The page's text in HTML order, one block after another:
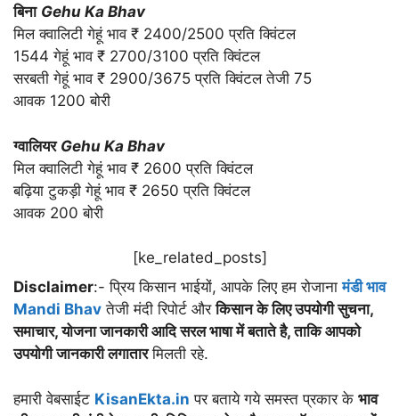
बिना Gehu Ka Bhav
मिल क्वालिटी गेहूं भाव ₹ 2400/2500 प्रति क्विंटल
1544 गेहूं भाव ₹ 2700/3100 प्रति क्विंटल
सरबती गेहूं भाव ₹ 2900/3675 प्रति क्विंटल तेजी 75
आवक 1200 बोरी
ग्वालियर Gehu Ka Bhav
मिल क्वालिटी गेहूं भाव ₹ 2600 प्रति क्विंटल
बढ़िया टुकड़ी गेहूं भाव ₹ 2650 प्रति क्विंटल
आवक 200 बोरी
[ke_related_posts]
Disclaimer:- प्रिय किसान भाईयों, आपके लिए हम रोजानामंडी भाव
Mandi Bhav तेजी मंदी रिपोर्ट औरकिसान के लिए उपयोगी सुचना,
समाचार, योजना जानकारी आदि सरल भाषा में बताते है, ताकि आपको
उपयोगी जानकारी लगातारमिलती रहे.
हमारी वेबसाईट KisanEkta.in पर बताये गये समस्त प्रकार के भाव